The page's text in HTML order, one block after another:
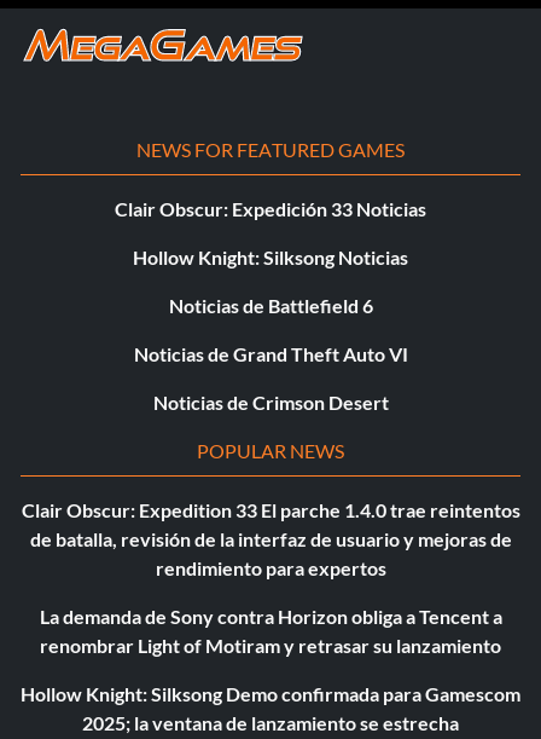
NEWS FOR FEATURED GAMES
Clair Obscur: Expedición 33 Noticias
Hollow Knight: Silksong Noticias
Noticias de Battlefield 6
Noticias de Grand Theft Auto VI
Noticias de Crimson Desert
POPULAR NEWS
Clair Obscur: Expedition 33 El parche 1.4.0 trae reintentos
de batalla, revisión de la interfaz de usuario y mejoras de
rendimiento para expertos
La demanda de Sony contra Horizon obliga a Tencent a
renombrar Light of Motiram y retrasar su lanzamiento
Hollow Knight: Silksong Demo confirmada para Gamescom
2025; la ventana de lanzamiento se estrecha